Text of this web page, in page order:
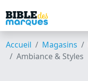
Accueil Magasins
Ambiance & Styles